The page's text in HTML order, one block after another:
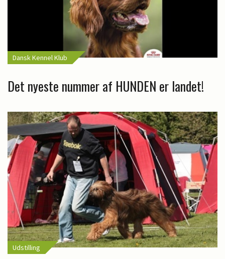
Dansk Kennel Klub
Det nyeste nummer af HUNDEN er landet!
Udstilling